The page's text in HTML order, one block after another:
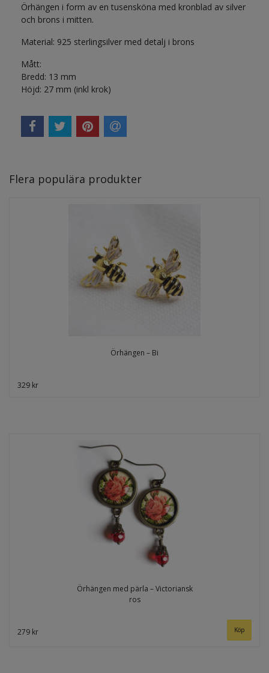
Örhängen i form av en tusensköna med kronblad av silver
och brons i mitten.
Material: 925 sterlingsilver med detalj i brons
Mått:
Bredd: 13 mm
Höjd: 27 mm (inkl krok)
Flera populära produkter
Örhängen – Bi
329 kr
Örhängen med pärla – Victoriansk
ros
279 kr